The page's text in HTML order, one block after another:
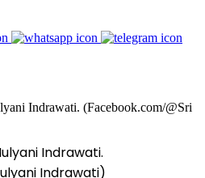
Indrawati.
Indrawati)